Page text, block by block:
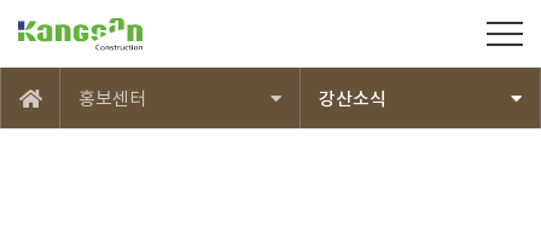
메인 홍보센터 강산소식